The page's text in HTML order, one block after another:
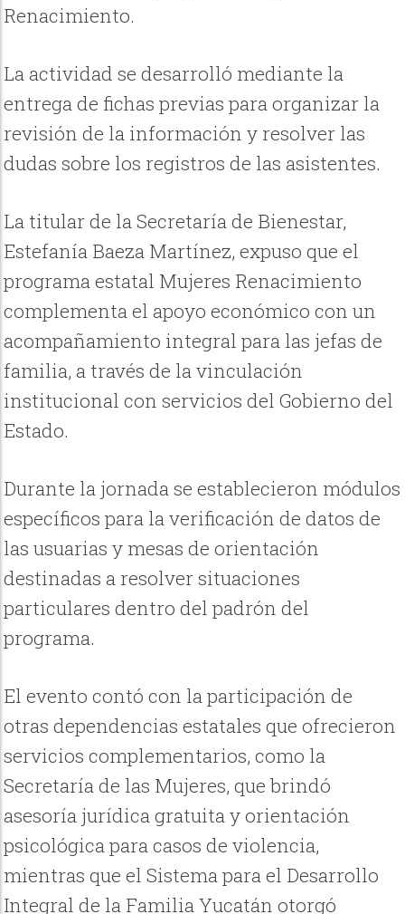
Renacimiento.
La actividad se desarrolló mediante la
entrega de fichas previas para organizar la
revisión de la información y resolver las
dudas sobre los registros de las asistentes.
La titular de la Secretaría de Bienestar,
Estefanía Baeza Martínez, expuso que el
programa estatal Mujeres Renacimiento
complementa el apoyo económico con un
acompañamiento integral para las jefas de
familia, a través de la vinculación
institucional con servicios del Gobierno del
Estado.
Durante la jornada se establecieron módulos
específicos para la verificación de datos de
las usuarias y mesas de orientación
destinadas a resolver situaciones
particulares dentro del padrón del
programa.
El evento contó con la participación de
otras dependencias estatales que ofrecieron
servicios complementarios, como la
Secretaría de las Mujeres, que brindó
asesoría jurídica gratuita y orientación
psicológica para casos de violencia,
mientras que el Sistema para el Desarrollo
Integral de la Familia Yucatán otorgó